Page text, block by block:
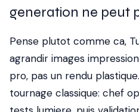
generation ne peut
Pense plutot comme ca,
agrandir images
pro, pas un rendu
tournage classique: chef